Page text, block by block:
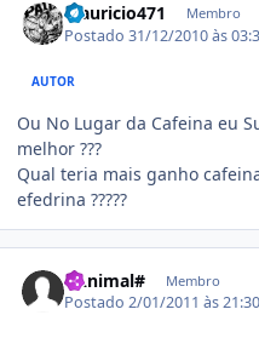
Mauricio471 Membro
Postado31/12/2010 às
AUTOR
Ou No Lugar da Cafeina eu
melhor ???
Qual teria mais ganho
efedrina ?????
#Animal# Membro
Postado2/01/2011 às